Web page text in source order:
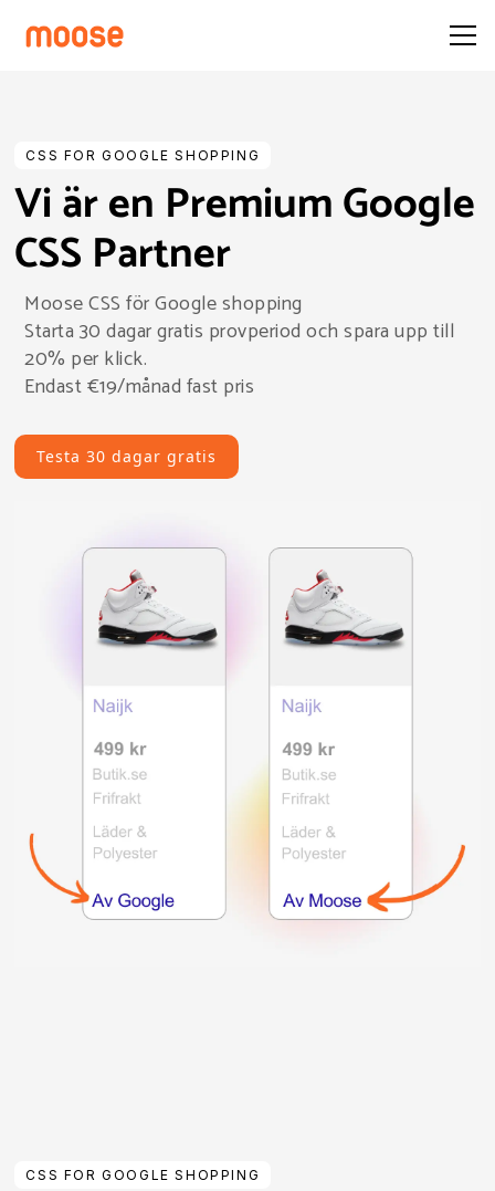
CSS FOR GOOGLE SHOPPING
Vi är en Premium Google
CSS Partner
Moose CSS för Google shopping
Starta 30 dagar gratis provperiod och spara upp till
20% per klick.
Endast €19/månad fast pris
Testa 30 dagar gratis
CSS FOR GOOGLE SHOPPING